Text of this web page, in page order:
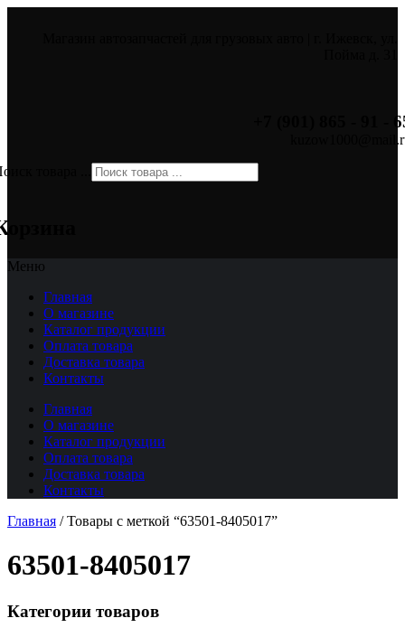
+7 (901) 865 - 91 -
товара ...
Меню
Главная
О магазине
Каталог продукции
Оплата товара
Доставка товара
Контакты
Главная
О магазине
Каталог продукции
Оплата товара
Доставка товара
Контакты
Главная /Товары с меткой “63501-8405017”
63501-8405017
Категории товаров